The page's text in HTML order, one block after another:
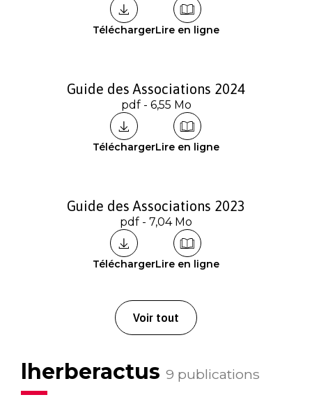
TéléchargerLire en ligne
Guide des Associations 2024
pdf - 6,55 Mo
TéléchargerLire en ligne
Guide des Associations 2023
pdf - 7,04 Mo
TéléchargerLire en ligne
Voir tout
lherberactus 9 publications